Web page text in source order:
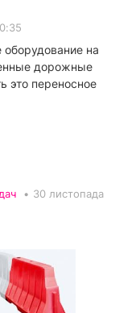
на
дорожные
это переносное
• 30 листопада